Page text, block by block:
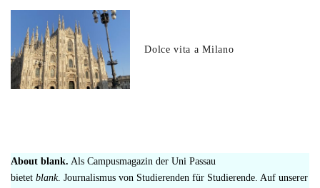
Dolce vita a Milano
About blank. Als Campusmagazin der Uni Passau
bietet blank. Journalismus von Studierenden für Studierende. Auf unserer